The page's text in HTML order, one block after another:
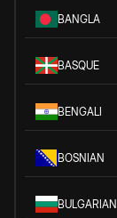
BANGLA
BASQUE
BENGALI
BOSNIAN
BULGARIAN